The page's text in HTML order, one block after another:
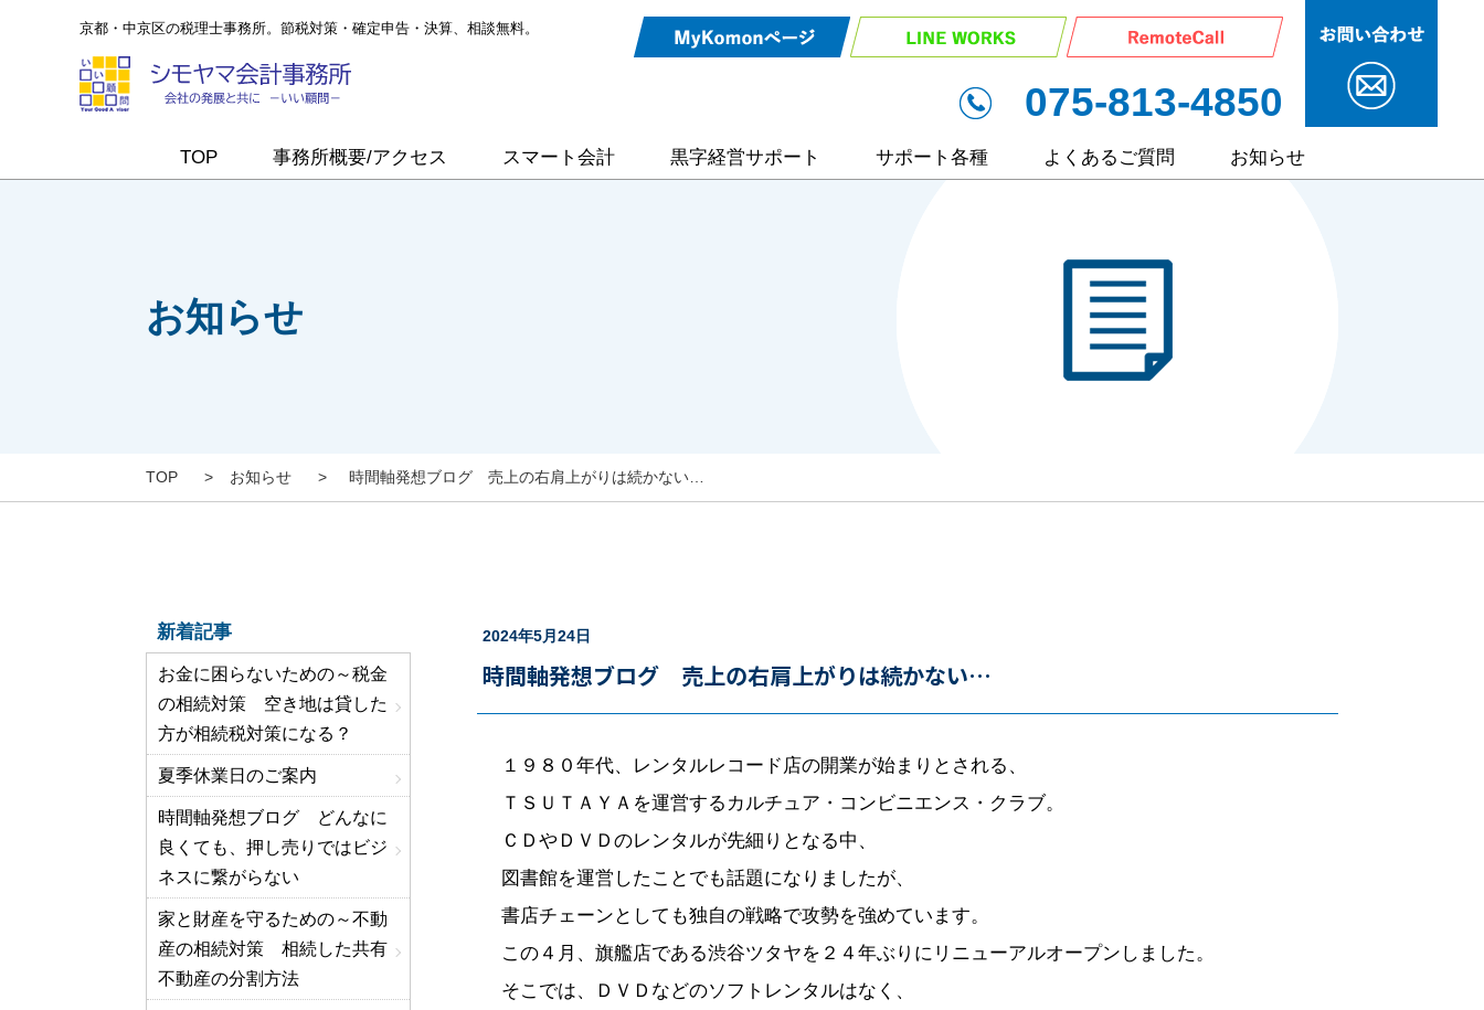
京都・中京区の税理士事務所。節税対策・確定申告・決算、相談無料。
075-813-4850
TOP 事務所概要/アクセス スマート会計 黒字経営サポート サポート各種 よくあるご質問 お知らせ
お知らせ
TOP > お知らせ > 時間軸発想ブログ 売上の右肩上がりは続かない…
新着記事
お金に困らないための～税金
の相続対策 空き地は貸した
方が相続税対策になる？
夏季休業日のご案内
時間軸発想ブログ どんなに
良くても、押し売りではビジ
ネスに繋がらない
家と財産を守るための～不動
産の相続対策 相続した共有
不動産の分割方法
2024年5月24日
時間軸発想ブログ 売上の右肩上がりは続かない…
１９８０年代、レンタルレコード店の開業が始まりとされる、
ＴＳＵＴＡＹＡを運営するカルチュア・コンビニエンス・クラブ。
ＣＤやＤＶＤのレンタルが先細りとなる中、
図書館を運営したことでも話題になりましたが、
書店チェーンとしても独自の戦略で攻勢を強めています。
この４月、旗艦店である渋谷ツタヤを２４年ぶりにリニューアルオープンしました。
そこでは、ＤＶＤなどのソフトレンタルはなく、